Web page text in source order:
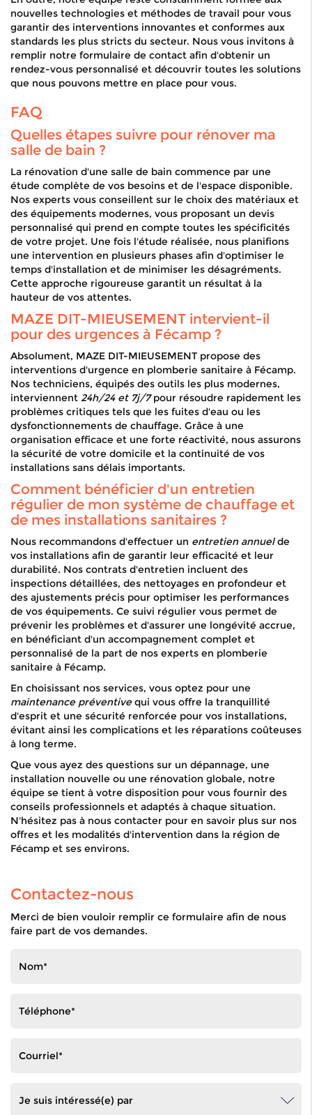
nouvelles technologies et méthodes de travail pour vous
garantir des interventions innovantes et conformes aux
standards les plus stricts du secteur. Nous vous invitons à
remplir notre formulaire de contact afin d'obtenir un
rendez-vous personnalisé et découvrir toutes les solutions
que nous pouvons mettre en place pour vous.
FAQ
Quelles étapes suivre pour rénover ma
salle de bain ?
La rénovation d'une salle de bain commence par une
étude complète de vos besoins et de l'espace disponible.
Nos experts vous conseillent sur le choix des matériaux et
des équipements modernes, vous proposant un devis
personnalisé qui prend en compte toutes les spécificités
de votre projet. Une fois l'étude réalisée, nous planifions
une intervention en plusieurs phases afin d'optimiser le
temps d'installation et de minimiser les désagréments.
Cette approche rigoureuse garantit un résultat à la
hauteur de vos attentes.
MAZE DIT-MIEUSEMENT intervient-il
pour des urgences à Fécamp ?
Absolument, MAZE DIT-MIEUSEMENT propose des
interventions d'urgence en plomberie sanitaire à Fécamp.
Nos techniciens, équipés des outils les plus modernes,
interviennent 24h/24 et 7j/7pour résoudre rapidement les
problèmes critiques tels que les fuites d'eau ou les
dysfonctionnements de chauffage. Grâce à une
organisation efficace et une forte réactivité, nous assurons
la sécurité de votre domicile et la continuité de vos
installations sans délais importants.
Comment bénéficier d'un entretien
régulier de mon système de chauffage et
de mes installations sanitaires ?
Nous recommandons d'effectuer un entretien annuelde
vos installations afin de garantir leur efficacité et leur
durabilité. Nos contrats d'entretien incluent des
inspections détaillées, des nettoyages en profondeur et
des ajustements précis pour optimiser les performances
de vos équipements. Ce suivi régulier vous permet de
prévenir les problèmes et d'assurer une longévité accrue,
en bénéficiant d'un accompagnement complet et
personnalisé de la part de nos experts en plomberie
sanitaire à Fécamp.
En choisissant nos services, vous optez pour une
maintenance préventivequi vous offre la tranquillité
d'esprit et une sécurité renforcée pour vos installations,
évitant ainsi les complications et les réparations coûteuses
à long terme.
Que vous ayez des questions sur un dépannage, une
installation nouvelle ou une rénovation globale, notre
équipe se tient à votre disposition pour vous fournir des
conseils professionnels et adaptés à chaque situation.
N'hésitez pas à nous contacter pour en savoir plus sur nos
offres et les modalités d'intervention dans la région de
Fécamp et ses environs.
Contactez-nous
Merci de bien vouloir remplir ce formulaire afin de nous
faire part de vos demandes.